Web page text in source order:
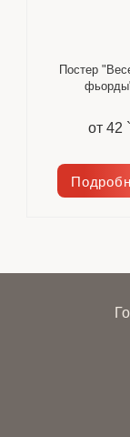
Постер
от 42 `